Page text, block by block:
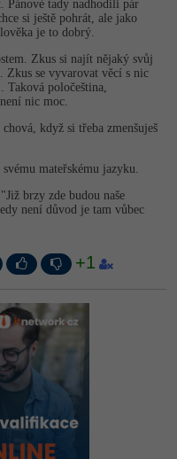
Pánové tady nadhodili pár
si ještě pohrát, ale jako
je to dobrý.
Zkus si najít nějaký svůj
Zkus se vyvarovat věcí s nic
Taková poločeština,
nic moc.
když si třeba zmenšuješ
mateřskému jazyku.
brzy zde budou naše
není důvod je tam vůbec
+1